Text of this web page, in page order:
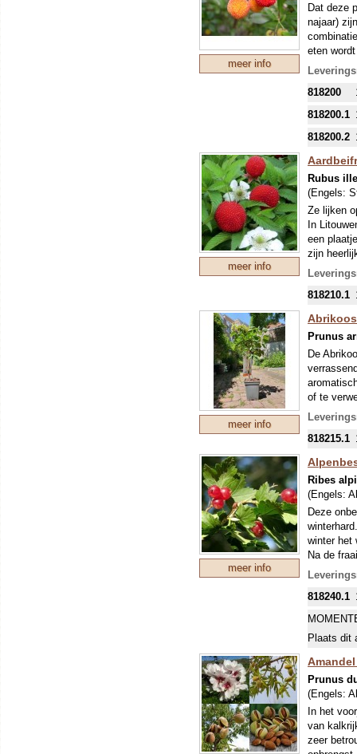
meer info
Dat deze
najaar)
eten
op een
Noord-
zeer
meter
818200
818200.1
818200.2
meer info
Rubus
(Engels:
Ze lijken
In
een
zijn
etc. De
de plant
818210.1
meer info
Prunus
De
of te
In het
1,5 tot 2
818215.1
meer info
Ribes
(Engels:
Deze
winter het
Na de
prachtige
818240.1
Plaats dit
Prunus
(Engels:
In het
van
zeer